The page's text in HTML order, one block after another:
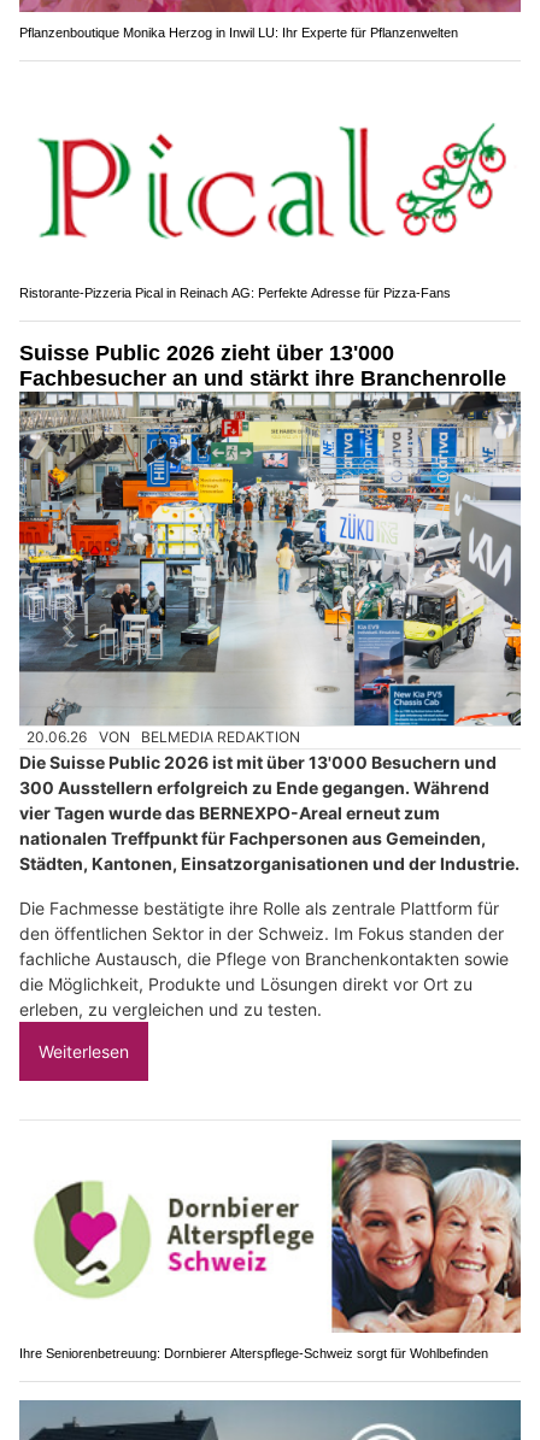
Pflanzenboutique Monika Herzog in Inwil LU: Ihr Experte für Pflanzenwelten
Ristorante-Pizzeria Pical in Reinach AG: Perfekte Adresse für Pizza-Fans
Suisse Public 2026 zieht über 13'000
Fachbesucher an und stärkt ihre Branchenrolle
20.06.26 VON BELMEDIA REDAKTION
Die Suisse Public 2026 ist mit über 13'000 Besuchern und
300 Ausstellern erfolgreich zu Ende gegangen. Während
vier Tagen wurde das BERNEXPO-Areal erneut zum
nationalen Treffpunkt für Fachpersonen aus Gemeinden,
Städten, Kantonen, Einsatzorganisationen und der Industrie.
Die Fachmesse bestätigte ihre Rolle als zentrale Plattform für
den öffentlichen Sektor in der Schweiz. Im Fokus standen der
fachliche Austausch, die Pflege von Branchenkontakten sowie
die Möglichkeit, Produkte und Lösungen direkt vor Ort zu
erleben, zu vergleichen und zu testen.
Weiterlesen
Ihre Seniorenbetreuung: Dornbierer Alterspflege-Schweiz sorgt für Wohlbefinden